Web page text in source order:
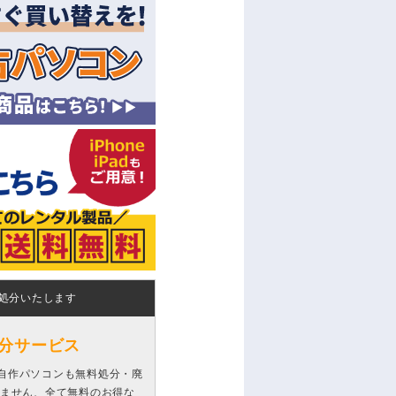
分いたします
サービス
作パソコンも無料処分・廃
せん、全て無料のお得な